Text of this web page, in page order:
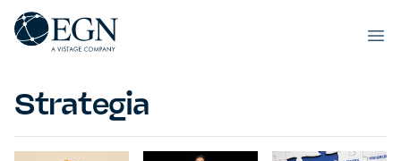
Siirry sisältöön
Executives' Global Network
Strategia